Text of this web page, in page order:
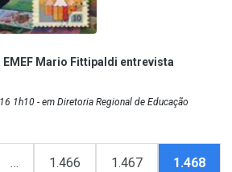
EMEF Mario Fittipaldi entrevista
1h10 - em Diretoria Regional de Educação
… 1.466 1.467 1.468